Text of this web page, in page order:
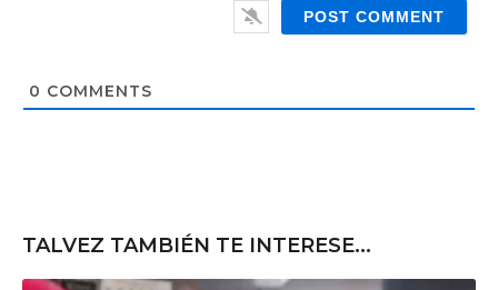
e
0 COMMENTS
TALVEZ TAMBIÉN TE INTERESE...